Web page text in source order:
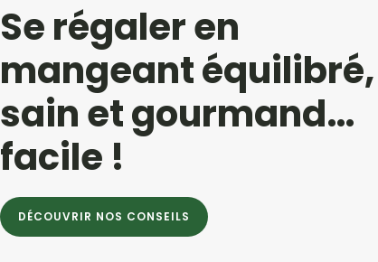
Se régaler en
mangeant équilibré,
sain et gourmand…
facile !
DÉCOUVRIR NOS CONSEILS